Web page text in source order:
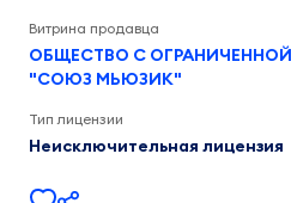
Витрина продавца
ОБЩЕСТВО С
"СОЮЗ МЬЮЗИК"
Тип лицензии
Неисключительная лицензия